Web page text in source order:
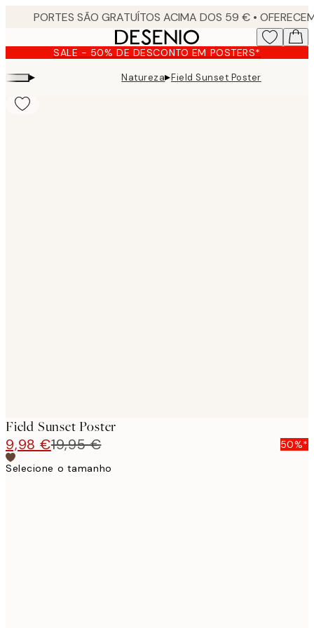
content. SALE - 50% DE DESCONTO EM POSTERS*
▸ Natureza▸Field Sunset Poster
Field Sunset Poster
9,98 €19,95 €
50%*
Selecione o tamanho